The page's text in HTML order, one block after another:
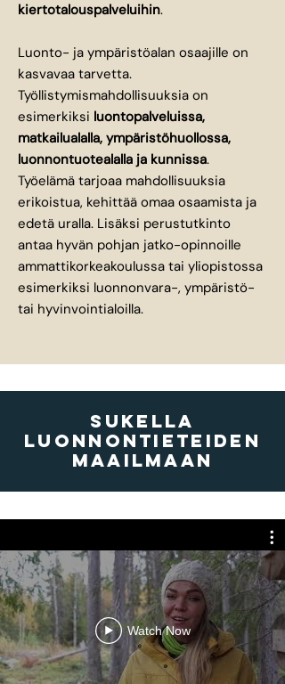
kiertotalouspalveluihin.
Luonto- ja ympäristöalan osaajille on
kasvavaa tarvetta.
Työllistymismahdollisuuksia on
esimerkiksi luontopalveluissa,
matkailualalla, ympäristöhuollossa,
luonnontuotealalla ja kunnissa.
Työelämä tarjoaa mahdollisuuksia
erikoistua, kehittää omaa osaamista ja
edetä uralla. Lisäksi perustutkinto
antaa hyvän pohjan jatko-opinnoille
ammattikorkeakoulussa tai yliopistossa
esimerkiksi luonnonvara-, ympäristö-
tai hyvinvointialoilla.
sukella
luonnontieteiden
maailmaan
Watch Now